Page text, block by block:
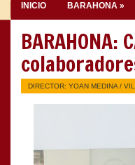
INICIO BARAHONA »
DIRECTOR: YOAN MEDINA /